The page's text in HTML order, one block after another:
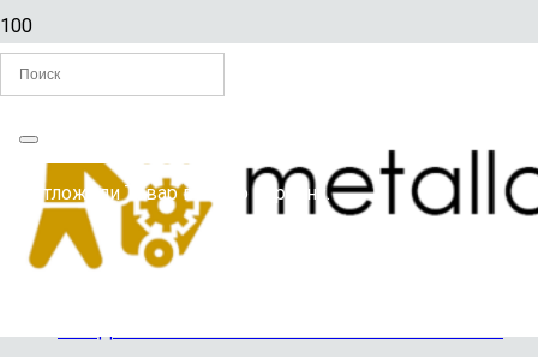
Вы отложилиТоварв свою корзину.
Главная
/
РАЗВЕРТКИ ПО МЕТАЛЛУ